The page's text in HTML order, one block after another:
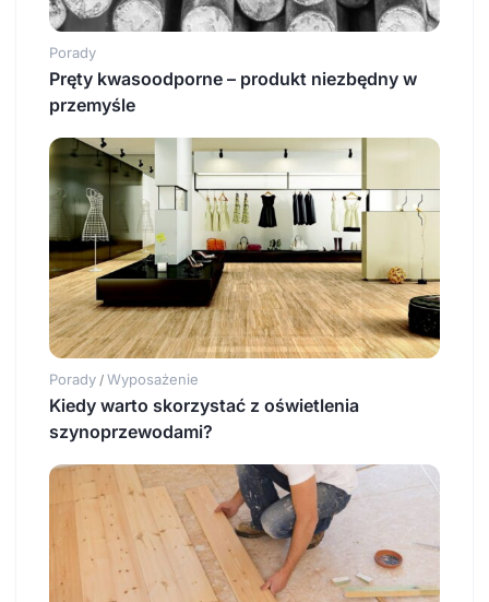
Porady
Pręty kwasoodporne – produkt niezbędny w
przemyśle
Porady / Wyposażenie
Kiedy warto skorzystać z oświetlenia
szynoprzewodami?